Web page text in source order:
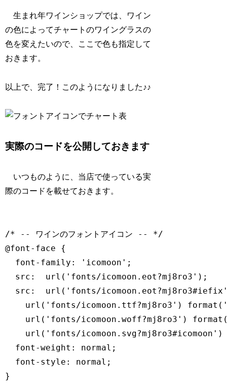
生まれ年ワインショップでは、ワイン
の色によってチャートのワイングラスの
色を変えたいので、ここで色も指定して
おきます。
以上で、完了！このようになりました♪♪
実際のコードを公開しておきます
いつものように、当店で使っている実
際のコードを載せておきます。
/* -- ワインのフォントアイコン -- */
@font-face {
  font-family: 'icomoon';
  src:  url('fonts/icomoon.eot?mj8ro3');
src:  url('fonts/
url('fonts/icomoon.ttf?mj8ro3')
url('fonts/icomoon.woff?mj8ro3')
url('fonts/icomoon.svg?mj8ro3#icomoon')
  font-weight: normal;
  font-style: normal;
}